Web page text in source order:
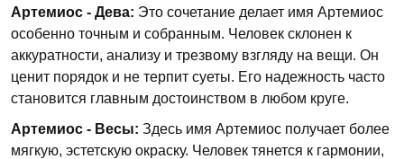
Артемиос - Дева: Это сочетание делает имя Артемиос
особенно точным и собранным. Человек склонен к
аккуратности, анализу и трезвому взгляду на вещи. Он
ценит порядок и не терпит суеты. Его надежность часто
становится главным достоинством в любом круге.
Артемиос - Весы: Здесь имя Артемиос получает более
мягкую, эстетскую окраску. Человек тянется к гармонии,